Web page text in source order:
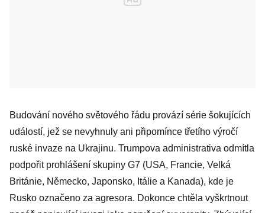
Budování nového světového řádu provází série šokujících
událostí, jež se nevyhnuly ani připomínce třetího výročí
ruské invaze na Ukrajinu. Trumpova administrativa odmítla
podpořit prohlášení skupiny G7 (USA, Francie, Velká
Británie, Německo, Japonsko, Itálie a Kanada), kde je
Rusko označeno za agresora. Dokonce chtěla vyškrtnout